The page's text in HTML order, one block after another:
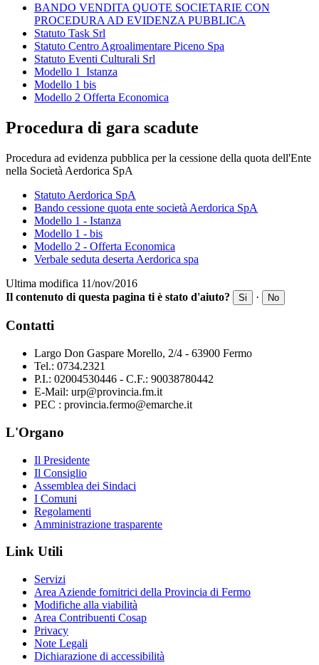
BANDO VENDITA QUOTE SOCIETARIE CON
PROCEDURA AD EVIDENZA PUBBLICA
Statuto Task Srl
Statuto Centro Agroalimentare Piceno Spa
Statuto Eventi Culturali Srl
Modello 1_Istanza
Modello 1 bis
Modello 2 Offerta Economica
Procedura di gara scadute
Procedura ad evidenza pubblica per la cessione della quota dell'Ente
nella Società Aerdorica SpA
Statuto Aerdorica SpA
Bando cessione quota ente società Aerdorica SpA
Modello 1 - Istanza
Modello 1 - bis
Modello 2 - Offerta Economica
Verbale seduta deserta Aerdorica spa
Ultima modifica 11/nov/2016
Il contenuto di questa pagina ti è stato d'aiuto?
Si · No
Contatti
Largo Don Gaspare Morello, 2/4 - 63900 Fermo
Tel.: 0734.2321
P.I.: 02004530446 - C.F.: 90038780442
E-Mail: urp@provincia.fm.it
PEC : provincia.fermo@emarche.it
L'Organo
Il Presidente
Il Consiglio
Assemblea dei Sindaci
I Comuni
Regolamenti
Amministrazione trasparente
Link Utili
Servizi
Area Aziende fornitrici della Provincia di Fermo
Modifiche alla viabilità
Area Contribuenti Cosap
Privacy
Note Legali
Dichiarazione di accessibilità